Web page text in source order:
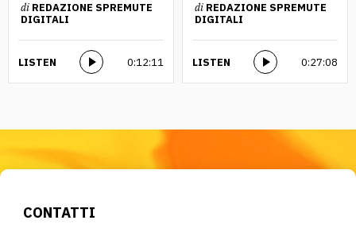
di REDAZIONE SPREMUTE
DIGITALI
LISTEN 0:12:11
di REDAZIONE SPREMUTE
DIGITALI
LISTEN 0:27:08
CONTATTI